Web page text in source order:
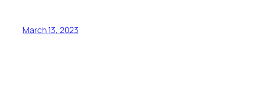
March 13, 2023